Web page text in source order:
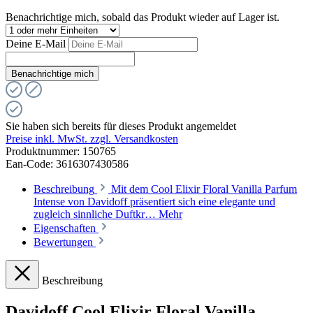
Benachrichtige mich, sobald das Produkt wieder auf Lager ist.
Deine E-Mail
Benachrichtige mich
Sie haben sich bereits für dieses Produkt angemeldet
Preise inkl. MwSt. zzgl. Versandkosten
Produktnummer: 150765
Ean-Code: 3616307430586
Beschreibung
Mit dem Cool Elixir Floral Vanilla Parfum
Intense von Davidoff präsentiert sich eine elegante und
zugleich sinnliche Duftkr… Mehr
Eigenschaften
Bewertungen
Beschreibung